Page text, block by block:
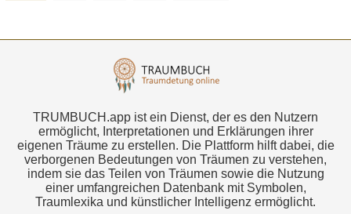
TRUMBUCH.app ist ein Dienst, der es den Nutzern
ermöglicht, Interpretationen und Erklärungen ihrer
eigenen Träume zu erstellen. Die Plattform hilft dabei, die
verborgenen Bedeutungen von Träumen zu verstehen,
indem sie das Teilen von Träumen sowie die Nutzung
einer umfangreichen Datenbank mit Symbolen,
Traumlexika und künstlicher Intelligenz ermöglicht.